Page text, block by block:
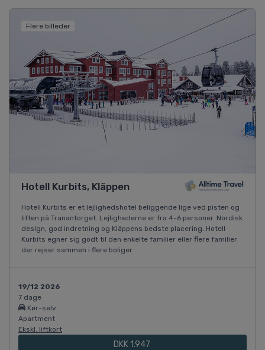
Flere billeder
Hotell Kurbits, Kläppen
Hotell Kurbits er et lejlighedshotel beliggende lige ved pisten og
liften på Tranantorget. Lejlighederne er fra 4-6 personer. Nordisk
design, god indretning og Kläppens bedste placering. Hotell
Kurbits egner sig godt til den enkelte familier eller flere familier
der rejser sammen i flere boliger.
19/12 2026
7 dage
Kør-selv
Apartment
Ekskl. liftkort
DKK 1.947